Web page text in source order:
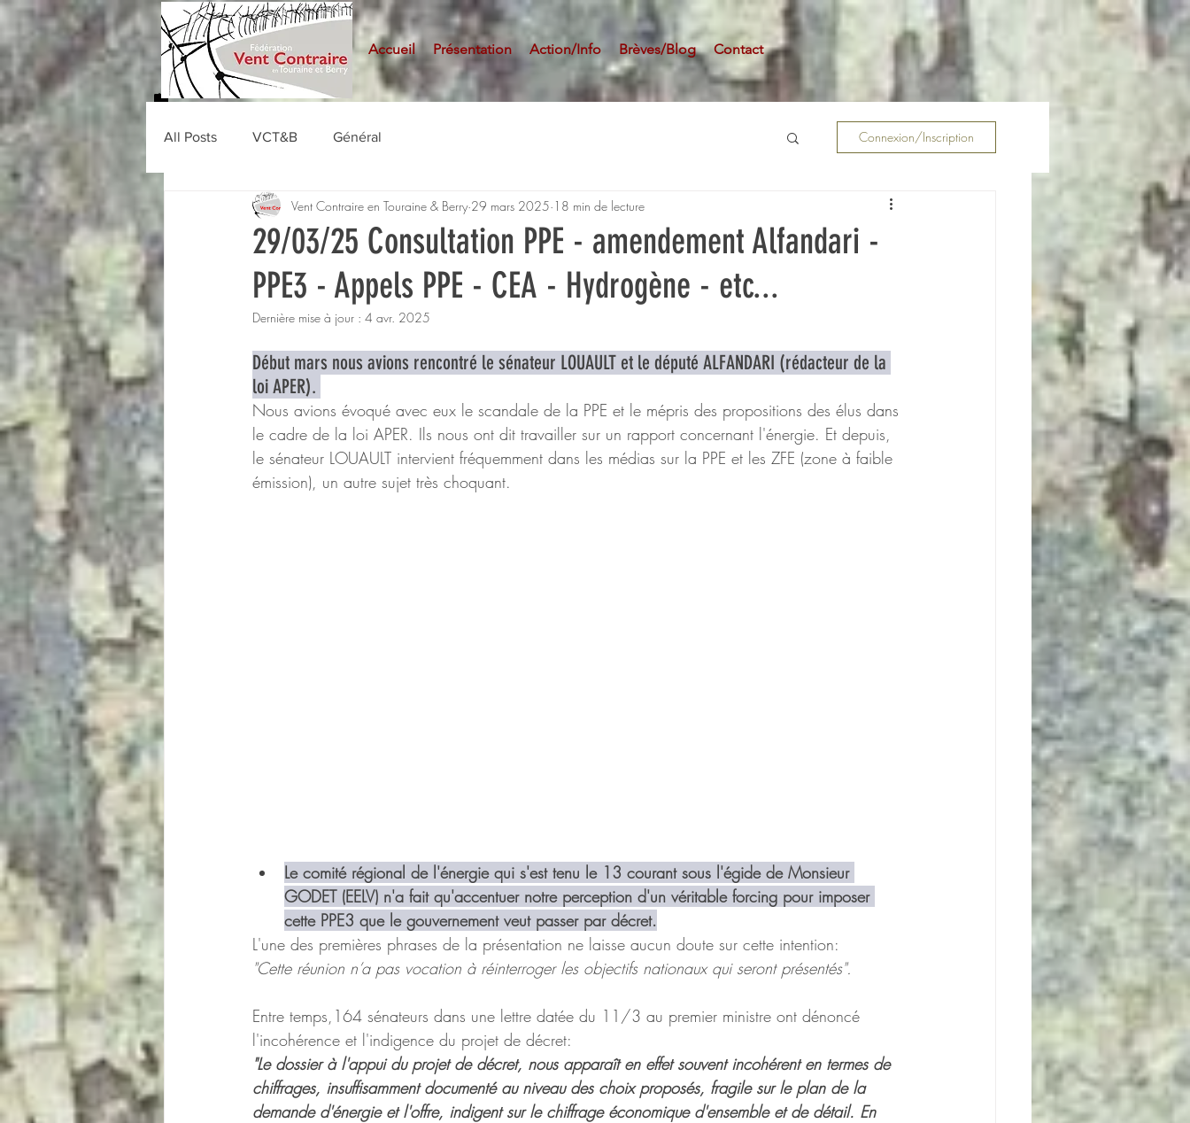
Accueil Présentation Action/Info Brèves/Blog Contact
All Posts VCT&B Général Connexion/Inscription
29/03/25 Consultation PPE - amendement Alfandari -
PPE3 - Appels PPE - CEA - Hydrogène - etc...
Vent Contraire en Touraine & Berry 29 mars 2025 18 min de lecture
Dernière mise à jour : 4 avr. 2025
Début mars nous avions rencontré le sénateur LOUAULT et le député ALFANDARI (rédacteur de la
loi APER).
Nous avions évoqué avec eux le scandale de la PPE et le mépris des propositions des élus dans
le cadre de la loi APER. Ils nous ont dit travailler sur un rapport concernant l'énergie. Et depuis,
le sénateur LOUAULT intervient fréquemment dans les médias sur la PPE et les ZFE (zone à faible
émission), un autre sujet très choquant.
Le comité régional de l'énergie qui s'est tenu le 13 courant sous l'égide de Monsieur
GODET (EELV) n'a fait qu'accentuer notre perception d'un véritable forcing pour imposer
cette PPE3 que le gouvernement veut passer par décret.
L'une des premières phrases de la présentation ne laisse aucun doute sur cette intention:
"Cette réunion n’a pas vocation à réinterroger les objectifs nationaux qui seront présentés".
Entre temps,164 sénateurs dans une lettre datée du 11/3 au premier ministre ont dénoncé
l'incohérence et l'indigence du projet de décret:
"Le dossier à l'appui du projet de décret, nous apparaît en effet souvent incohérent en termes de
chiffrages, insuffisamment documenté au niveau des choix proposés, fragile sur le plan de la
demande d'énergie et l'offre, indigent sur le chiffrage économique d'ensemble et de détail. En